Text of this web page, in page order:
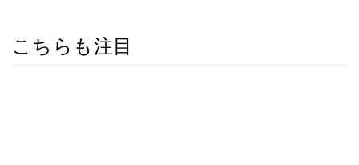
こちらも注目